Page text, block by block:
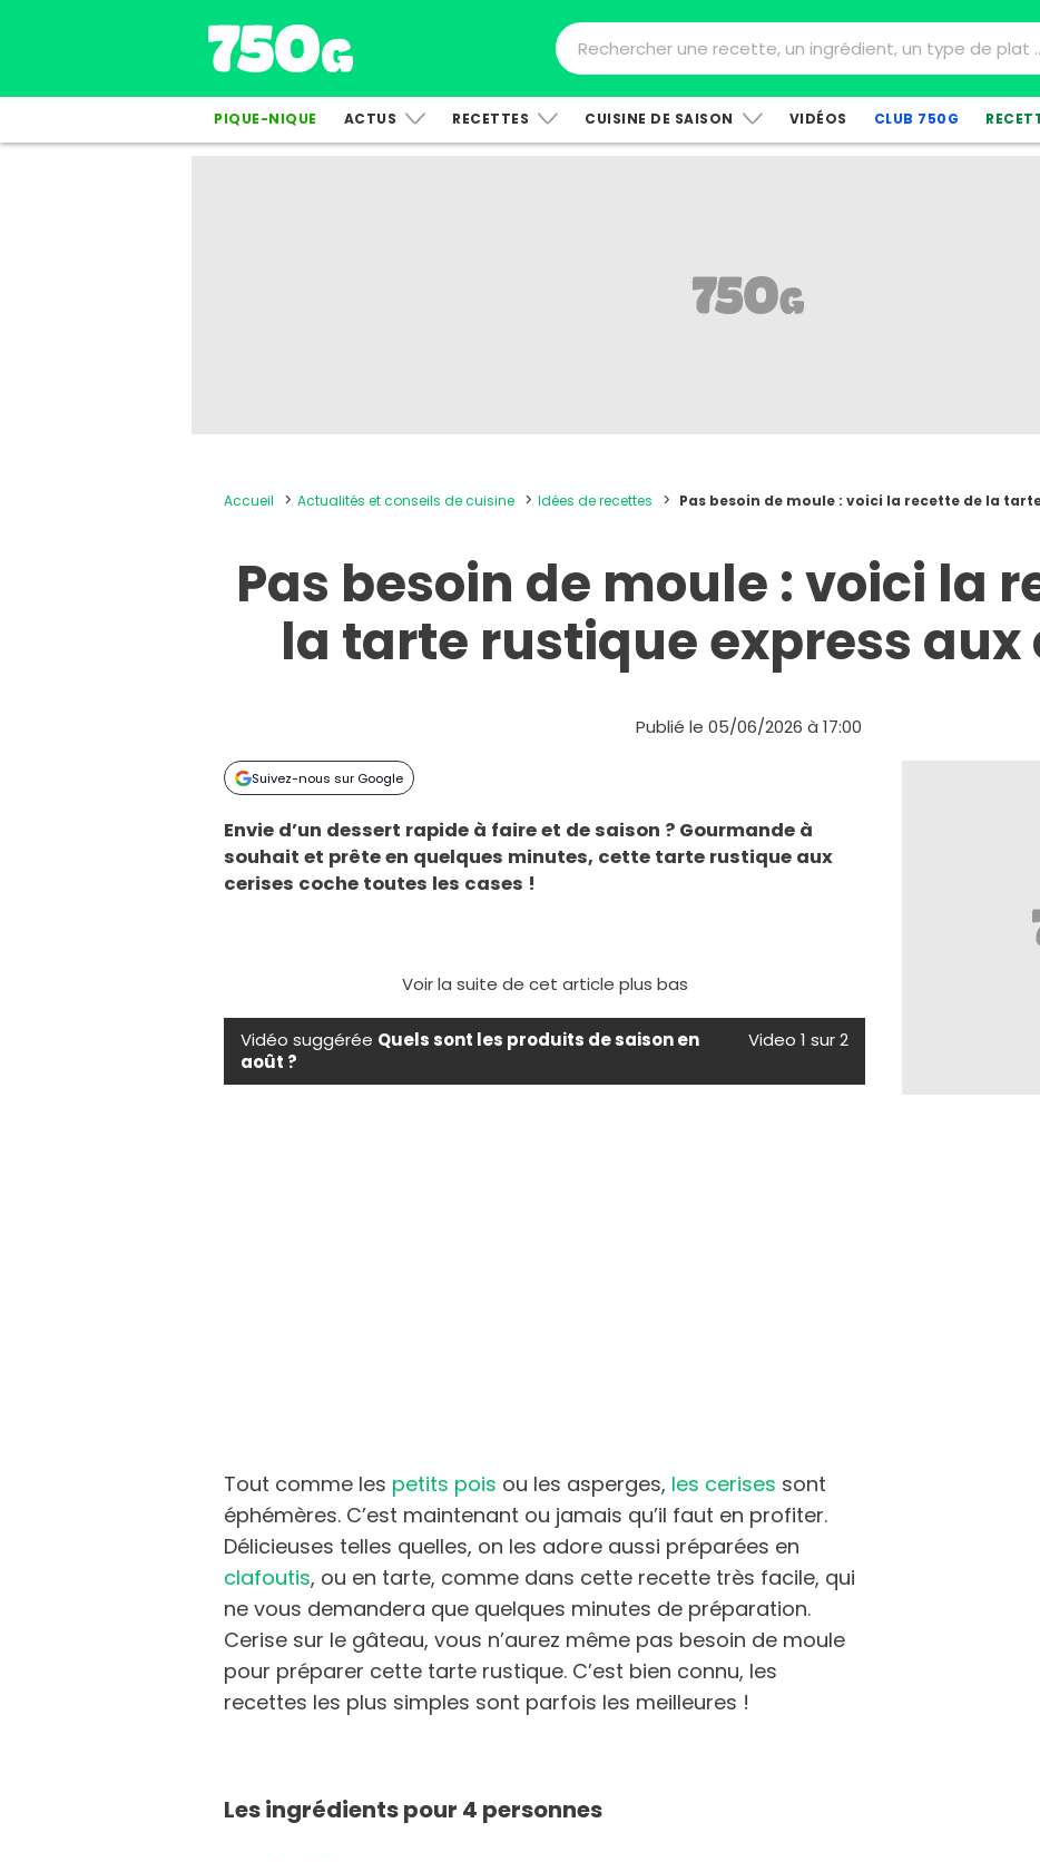
PIQUE-NIQUE ACTUS RECETTES CUISINE DE SAISON VIDÉOS CLUB 750G
Accueil Actualités et conseils de cuisine Idées de recettes Pas besoin de moule : voici la recette de la
Pas besoin de moule : voici la
la tarte rustique express aux
Publié le 05/06/2026 à 17:00
Suivez-nous sur Google
Envie d’un dessert rapide à faire et de saison ? Gourmande à
souhait et prête en quelques minutes, cette tarte rustique aux
cerises coche toutes les cases !
Voir la suite de cet article plus bas
Vidéo suggérée Quels sont les produits de saison en
août ?
Video 1 sur 2
Tout comme les petits pois ou les asperges, les cerises sont
éphémères. C’est maintenant ou jamais qu’il faut en profiter.
Délicieuses telles quelles, on les adore aussi préparées en
clafoutis, ou en tarte, comme dans cette recette très facile, qui
ne vous demandera que quelques minutes de préparation.
Cerise sur le gâteau, vous n’aurez même pas besoin de moule
pour préparer cette tarte rustique. C’est bien connu, les
recettes les plus simples sont parfois les meilleures !
Les ingrédients pour 4 personnes